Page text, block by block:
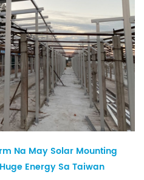
Na May Solar Mounting
Energy Sa Taiwan